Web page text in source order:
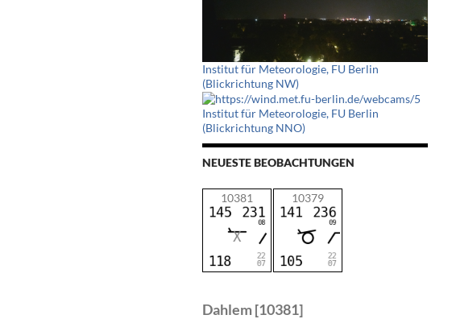
Institut für Meteorologie, FU Berlin
(Blickrichtung NW)
Institut für Meteorologie, FU Berlin
(Blickrichtung NNO)
NEUESTE BEOBACHTUNGEN
10381 10379
Dahlem [10381]